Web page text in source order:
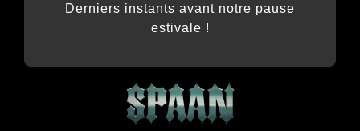
Derniers instants avant notre pause
estivale !